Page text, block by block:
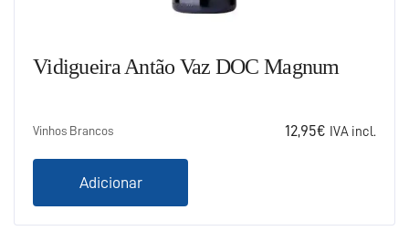
Vidigueira Antão Vaz DOC Magnum
Vinhos Brancos 12,95€ IVA incl.
Adicionar